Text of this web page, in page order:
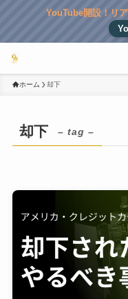
YouTube開設！リ
ホーム 却下
却下 – tag –